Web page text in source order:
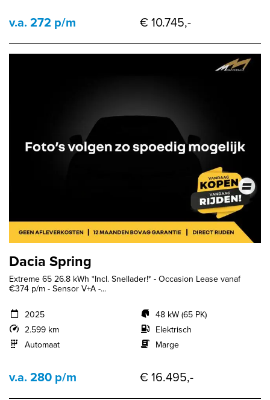
v.a. 272 p/m € 10.745,-
Dacia Spring
Extreme 65 26.8 kWh *Incl. Snellader!* - Occasion Lease vanaf
€374 p/m - Sensor V+A -...
2025
2.599 km
Automaat
48 kW (65 PK)
Elektrisch
Marge
v.a. 280 p/m € 16.495,-